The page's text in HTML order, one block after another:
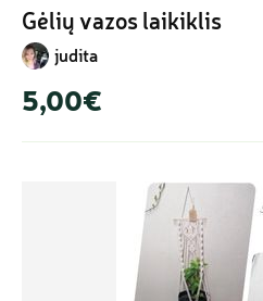
Gėlių vazos laikiklis
judita
5,00€